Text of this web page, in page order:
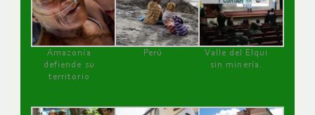
Amazonía
defiende su
territorio
Perú
Valle del Elqui
sin minería.